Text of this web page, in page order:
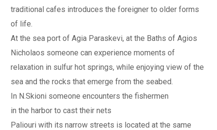
traditional cafes introduces the foreigner to older forms
of life.
At the sea port of Agia Paraskevi, at the Baths of Agios
Nicholaos someone can experience moments of
relaxation in sulfur hot springs, while enjoying view of the
sea and the rocks that emerge from the seabed.
In N.Skioni someone encounters the fishermen
in the harbor to cast their nets
Paliouri with its narrow streets is located at the same